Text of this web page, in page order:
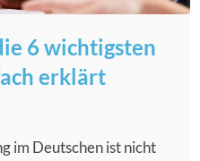
6 wichtigsten
erklärt
im Deutschen ist nicht